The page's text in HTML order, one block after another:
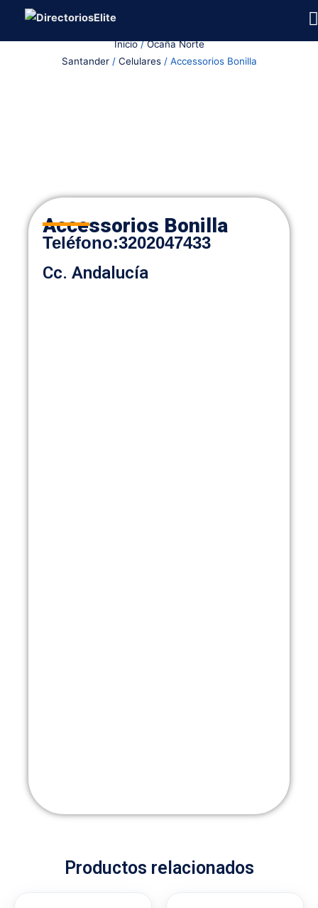
Inicio/Ocaña Norte
Santander/ Celulares/ Accessorios Bonilla
Accessorios Bonilla
Teléfono:3202047433
Cc. Andalucía
Productos relacionados